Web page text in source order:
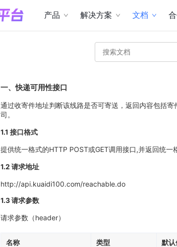
产品 解决方案 文档
一、快递可用性接口
通过收寄件地址判断该线路是否可寄送，返回内容包括
司。
1.1 接口格式
提供统一格式的HTTP POST或GET调用接口,并返回统一
1.2 请求地址
http://api.kuaidi100.com/reachable.do
1.3 请求参数
请求参数（header）
名称 类型 默认